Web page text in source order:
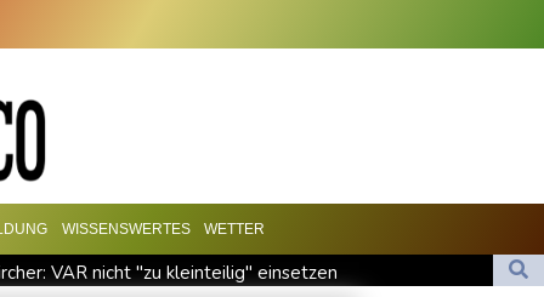
WISSENSWERTES WETTER
VAR nicht "zu kleinteilig" einsetzen